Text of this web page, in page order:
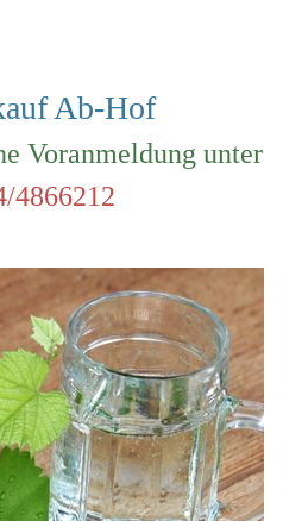
Ab-Hof
Voranmeldung unter
4866212